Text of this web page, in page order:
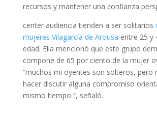
recursos y mantener una confianza
center audiencia tienden a ser solitarios
mujeres Vilagarcía de Arousa entre 25 y
edad. Ella mencionó que este grupo
compone de 65 por ciento de la mujer
“muchos mi oyentes son solteros, pero
hacer discutir alguna compromiso
mismo tiempo “, señaló.